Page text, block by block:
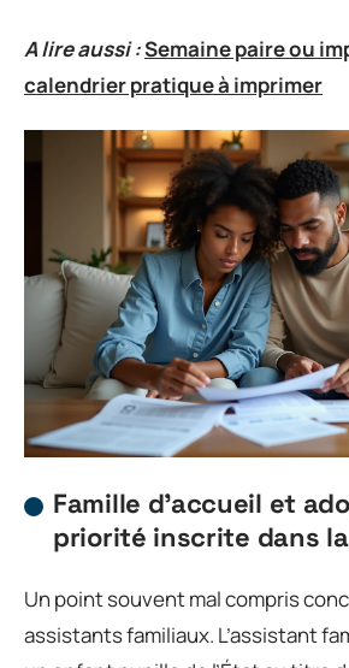
A lire aussi :Semaine paire ou
calendrier pratique à imprimer
Famille d’accueil et
priorité inscrite dans
Un point souvent mal compris
assistants familiaux. L’assistant